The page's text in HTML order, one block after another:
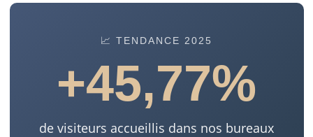
📈 TENDANCE 2025
+45,77%
de visiteurs accueillis dans nos bureaux